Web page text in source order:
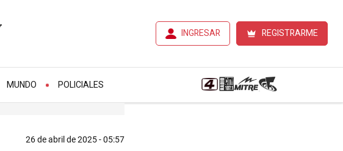
INGRESAR REGISTRARME
MUNDO
POLICIALES
26 de abril de 2025 - 05:57